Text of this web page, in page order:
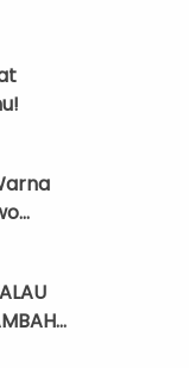
Iklim